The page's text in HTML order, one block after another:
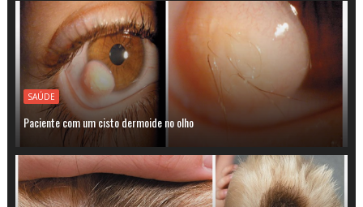
SAÚDE
Paciente com um cisto dermoide no olho